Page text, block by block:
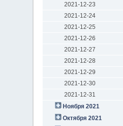
2021-12-23
2021-12-24
2021-12-25
2021-12-26
2021-12-27
2021-12-28
2021-12-29
2021-12-30
2021-12-31
Ноября 2021
Октября 2021